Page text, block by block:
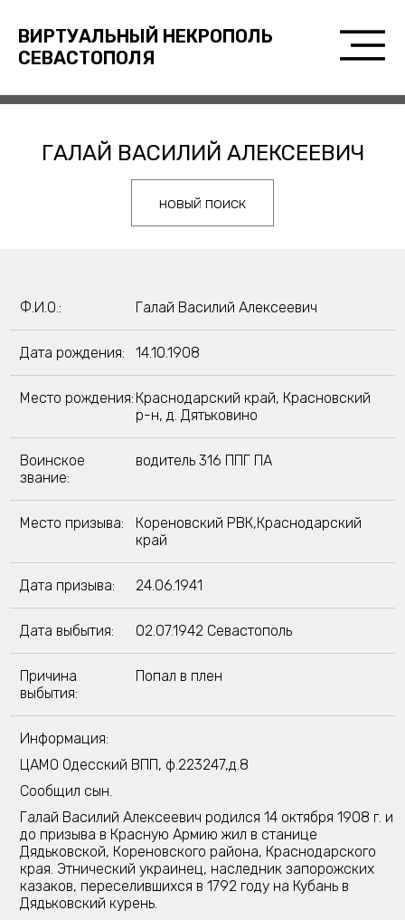
ВИРТУАЛЬНЫЙ НЕКРОПОЛЬ
СЕВАСТОПОЛЯ
ГАЛАЙ ВАСИЛИЙ АЛЕКСЕЕВИЧ
новый поиск
Ф.И.О.: Галай Василий Алексеевич
Дата рождения: 14.10.1908
Место рождения: Краснодарский край, Красновский
р-н, д. Дятьковино
Воинское
звание:
водитель 316 ППГ ПА
Место призыва:
Кореновский РВК,Краснодарский
край
Дата призыва: 24.06.1941
Дата выбытия: 02.07.1942 Севастополь
Причина
выбытия:
Попал в плен
Информация:
ЦАМО Одесский ВПП, ф.223247,д.8
Сообщил сын.
Галай Василий Алексеевич родился 14 октября 1908 г. и
до призыва в Красную Армию жил в станице
Дядьковской, Кореновского района, Краснодарского
края. Этнический украинец, наследник запорожских
казаков, переселившихся в 1792 году на Кубань в
Дядьковский курень.